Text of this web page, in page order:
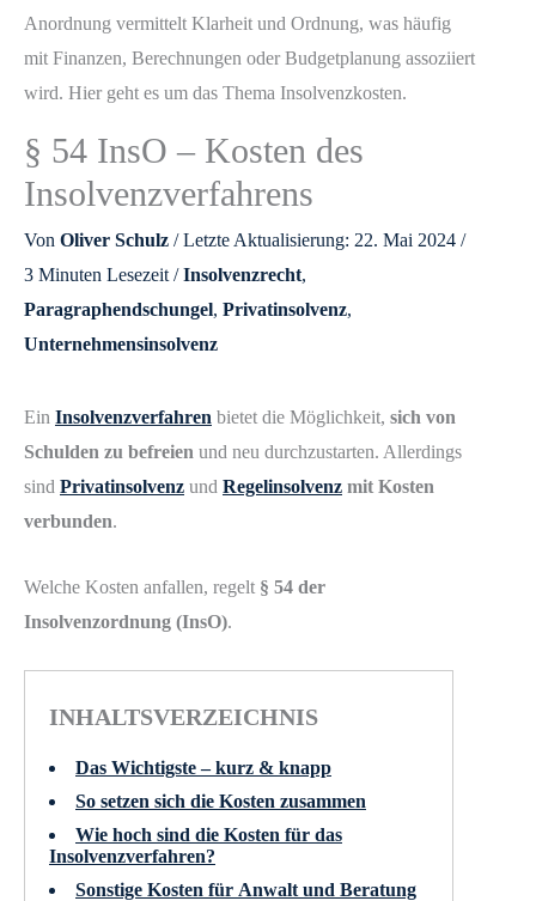
§ 54 InsO – Kosten des
Insolvenzverfahrens
Von Oliver Schulz / Letzte Aktualisierung: 22. Mai 2024 /
3 Minuten Lesezeit/Insolvenzrecht,
Paragraphendschungel, Privatinsolvenz,
Unternehmensinsolvenz
Ein Insolvenzverfahren bietet die Möglichkeit, sich von
Schulden zu befreien und neu durchzustarten. Allerdings
sind Privatinsolvenz und Regelinsolvenz mit Kosten
verbunden.
Welche Kosten anfallen, regelt § 54 der
Insolvenzordnung (InsO).
INHALTSVERZEICHNIS
Das Wichtigste – kurz & knapp
So setzen sich die Kosten zusammen
Wie hoch sind die Kosten für das
Insolvenzverfahren?
Sonstige Kosten für Anwalt und Beratung